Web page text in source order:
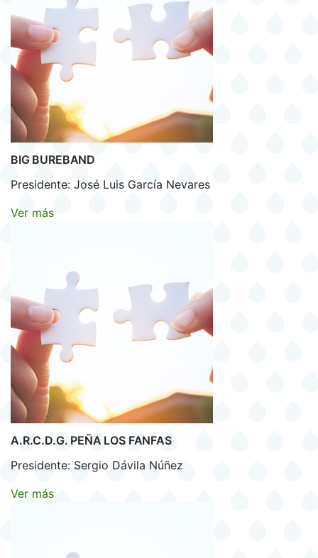
BIG BUREBAND
Presidente: José Luis García Nevares
Ver más
A.R.C.D.G. PEÑA LOS FANFAS
Presidente: Sergio Dávila Núñez
Ver más